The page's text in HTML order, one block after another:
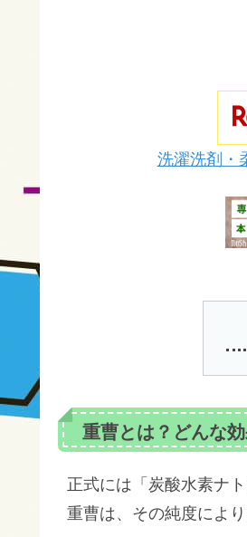
洗濯洗剤・
重曹とは？どんな
正式には「炭酸水素ナ
重曹は、その純度によ